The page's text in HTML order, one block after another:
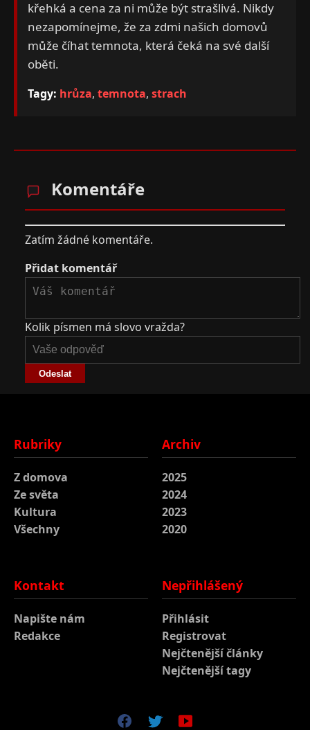
křehká a cena za ni může být strašlivá. Nikdy
nezapomínejme, že za zdmi našich domovů
může číhat temnota, která čeká na své další
oběti.
Tagy: hrůza, temnota, strach
Komentáře
Zatím žádné komentáře.
Přidat komentář
Kolik písmen má slovo vražda?
Odeslat
Rubriky
Z domova
Ze světa
Kultura
Všechny
Archiv
2025
2024
2023
2020
Kontakt
Napište nám
Redakce
Nepřihlášený
Přihlásit
Registrovat
Nejčtenější články
Nejčtenější tagy